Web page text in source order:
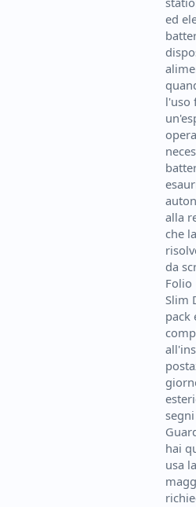
ed
l'uso
alla
che
da
Folio
Slim
pack
hai
usa